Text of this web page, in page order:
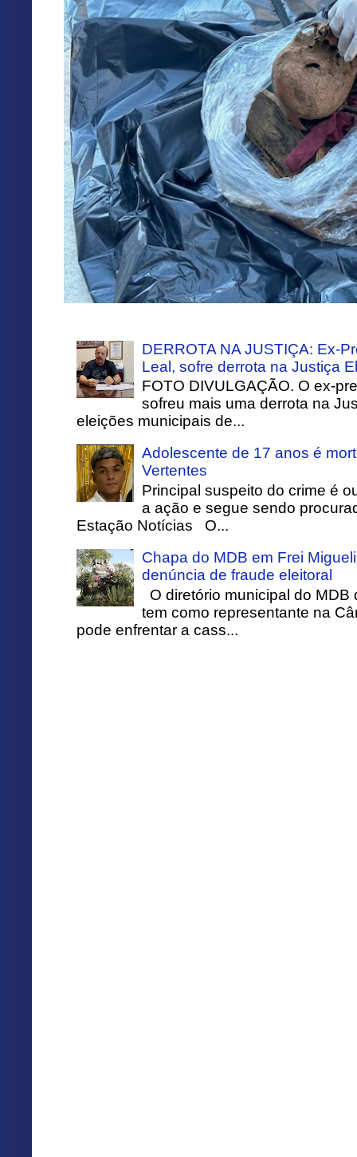
DERROTA NA JUSTIÇA: Ex-
Leal, sofre derrota na Justiça
FOTO DIVULGAÇÃO. O ex-
sofreu mais uma derrota na
eleições municipais de...
Adolescente de 17 anos é
Vertentes
Principal suspeito do crime é
a ação e segue sendo
Estação Notícias O...
Chapa do MDB em Frei
denúncia de fraude eleitoral
O diretório municipal do
tem como representante na
pode enfrentar a cass...